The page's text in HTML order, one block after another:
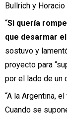
Bullrich y
“Si quería
que desarmar
sostuvo y
proyecto para
por el lado de un
“A la Argentina,
Cuando se